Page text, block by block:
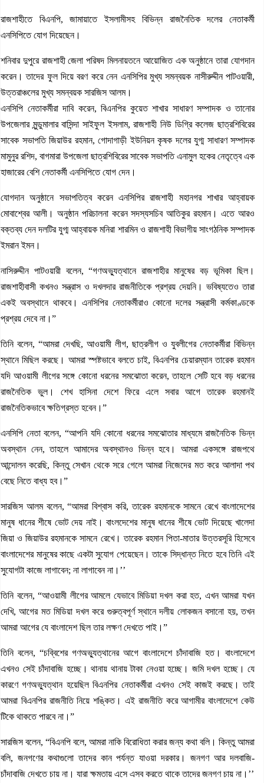
রাজশাহীতে বিএনপি, জামায়াতে ইসলামীসহ বিভিন্ন রাজনৈতিক দলের নেতাকর্মী
এনসিপিতে যোগ দিয়েছেন।
শনিবার দুপুরে রাজশাহী জেলা পরিষদ মিলনায়তনে আয়োজিত এক অনুষ্ঠানে তারা যোগদান
করেন। তাদের ফুল দিয়ে বরণ করে নেন এনসিপির মুখ্য সমন্বয়ক নাসীরুদ্দীন পাটওয়ারী,
উত্তরাঞ্চলের মুখ্য সমন্বয়ক সারজিস আলম।
এনসিপি নেতাকর্মীরা দাবি করেন, বিএনপির কুয়েত শাখার সাধারণ সম্পাদক ও তানোর
উপজেলার মুন্ডুমালার বাসিন্দা সাইফুল ইসলাম, রাজশাহী নিউ ডিগ্রি কলেজ ছাত্রশিবিরের
সাবেক সভাপতি জিয়াউর রহমান, গোদাগাড়ী ইউনিয়ন কৃষক দলের যুগ্ম সাধারণ সম্পাদক
মামুনুর রশিদ, বাগমারা উপজেলা ছাত্রশিবিরের সাবেক সভাপতি এনামুল হকের নেতৃত্বে এক
হাজারের বেশি নেতাকর্মী এনসিপিতে যোগ দেন।
যোগদান অনুষ্ঠানে সভাপতিত্ব করেন এনসিপির রাজশাহী মহানগর শাখার আহ্বায়ক
মোবাশ্বের আলী। অনুষ্ঠান পরিচালনা করেন সদস্যসচিব আতিকুর রহমান। এতে আরও
বক্তব্য দেন দলটির যুগ্ম আহ্বায়ক মনিরা শারমিন ও রাজশাহী বিভাগীয় সাংগঠনিক সম্পাদক
ইমরান ইমন।
নাসিরুদ্দীন পাটওয়ারী বলেন, “গণঅভ্যুত্থানে রাজশাহীর মানুষের বড় ভূমিকা ছিল।
রাজশাহীবাসী কখনও সন্ত্রাস ও দখলদার রাজনীতিকে প্রশ্রয় দেয়নি। ভবিষ্যতেও তারা
একই অবস্থানে থাকবে। এনসিপির নেতাকর্মীরাও কোনো দলের সন্ত্রাসী কর্মকাণ্ডকে
প্রশ্রয় দেবে না।”
তিনি বলেন, “আমরা দেখছি, আওয়ামী লীগ, ছাত্রলীগ ও যুবলীগের নেতাকর্মীরা বিভিন্ন
স্থানে মিছিল করছে। আমরা স্পষ্টভাবে বলতে চাই, বিএনপির চেয়ারম্যান তারেক রহমান
যদি আওয়ামী লীগের সঙ্গে কোনো ধরনের সমঝোতা করেন, তাহলে সেটি হবে বড় ধরনের
রাজনৈতিক ভুল। শেখ হাসিনা দেশে ফিরে এলে সবার আগে তারেক রহমানই
রাজনৈতিকভাবে ক্ষতিগ্রস্ত হবেন।”
এনসিপি নেতা বলেন, “আপনি যদি কোনো ধরনের সমঝোতার মাধ্যমে রাজনৈতিক ভিন্ন
অবস্থান নেন, তাহলে আমাদের অবস্থানও ভিন্ন হবে। আমরা একসঙ্গে রাজপথে
আন্দোলন করেছি, কিন্তু সেখান থেকে সরে গেলে আমরা নিজেদের মত করে আলাদা পথ
বেছে নিতে বাধ্য হব।”
সারজিস আলম বলেন, “আমরা বিশ্বাস করি, তারেক রহমানকে সামনে রেখে বাংলাদেশের
মানুষ ধানের শীষে ভোট দেয় নাই। বাংলদেশের মানুষ ধানের শীষে ভোট দিয়েছে খালেদা
জিয়া ও জিয়াউর রহমানকে সামনে রেখে। তারেক রহমান পিতা-মাতার উত্তরসূরি হিসেবে
বাংলাদেশের মানুষের কাছে একটা সুযোগ পেয়েছেন। তাকে সিদ্ধান্ত নিতে হবে তিনি এই
সুযোগটা কাজে লাগাবেন; না লাগাবেন না।’’
তিনি বলেন, “আওয়ামী লীগের আমলে যেভাবে মিডিয়া দখল করা হত, এখন আমরা যখন
দেখি, আগের মত মিডিয়া দখল করে গুরুত্বপূর্ণ স্থানে দলীয় লোকজন বসানো হয়, তখন
আমরা আগের যে বাংলাদেশ ছিল তার লক্ষণ দেখতে পাই।”
তিনি বলেন, “চব্বিশের গণঅভ্যুত্থানের আগে বাংলাদেশে চাঁদাবাজি হত। বাংলাদেশে
এখনও সেই চাঁদাবাজি হচ্ছে। থানায় থানায় টাকা নেওয়া হচ্ছে। জমি দখল হচ্ছে। যে
কারণে গণঅভ্যুত্থান হয়েছিল বিএনপির নেতাকর্মীরা এখনও সেই কাজই করছে। তাই
আমরা বিএনপির রাজনীতি নিয়ে শঙ্কিত। এই রাজনীতি করে আগামীর বাংলাদেশে কেউ
টিকে থাকতে পারবে না।”
সারজিস বলেন, “বিএনপি বলে, আমরা নাকি বিরোধিতা করার জন্য কথা বলি। কিন্তু আমরা
বলি, জনগণের কথাগুলো তাদের কান পর্যন্ত যাওয়া দরকার। জনগণ আর দলবাজি-
চাঁদাবাজি দেখতে চায় না। যারা ক্ষমতায় এসে এসব করতে থাকে তাদের জনগণ চায় না।’’